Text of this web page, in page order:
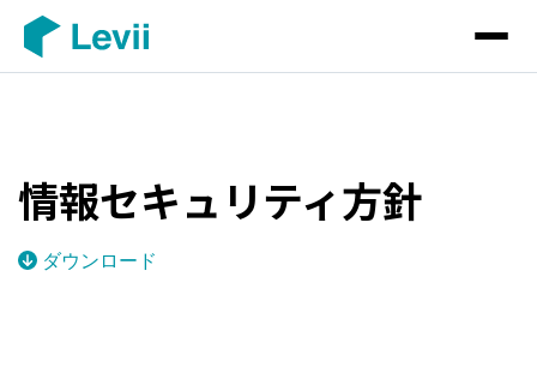
情報セキュリティ方針
ダウンロード